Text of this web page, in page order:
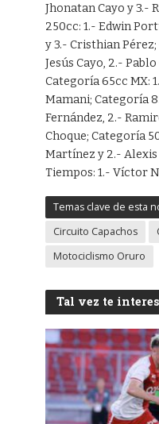
Jhonatan Cayo y 3.-
250cc: 1.- Edwin
y 3.- Cristhian
Jesús Cayo, 2.-
Categoría 65cc MX:
Mamani; Categoría
Fernández, 2.-
Choque; Categoría
Martínez y 2.- Alexis
Tiempos: 1.- Víctor
Temas clave de esta
Circuito Capachos
Motociclismo Oruro
Tal vez te